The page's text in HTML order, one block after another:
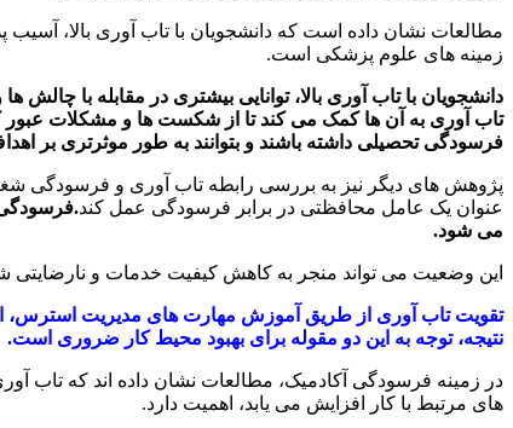
مطالعات نشان داده است که دانشجویان با تاب آوری بالا، آسیب
زمینه های علوم پزشکی است.
دانشجویان با تاب آوری بالا، توانایی بیشتری در مقابله با
تاب آوری به آن ها کمک می کند تا از شکست ها و مشکلات عبور
فرسودگی تحصیلی داشته باشند و بتوانند به طور موثرتری بر
پژوهش های دیگر نیز به بررسی رابطه تاب آوری و فرسودگی
عنوان یک عامل محافظتی در برابر فرسودگی عمل کند
می شود.
این وضعیت می تواند منجر به کاهش کیفیت خدمات و نارضایتی
تقویت تاب آوری از طریق آموزش مهارت های مدیریت استرس،
نتیجه، توجه به این دو مقوله برای بهبود محیط کار ضروری است.
در زمینه فرسودگی آکادمیک، مطالعات نشان داده اند که
های مرتبط با کار افزایش می یابد، اهمیت دارد.